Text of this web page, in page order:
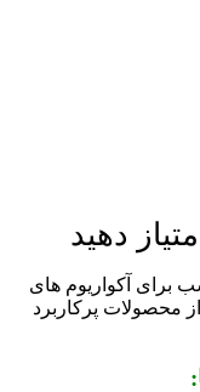
دهید
برای آکواریوم های
از محصولات پرکاربرد